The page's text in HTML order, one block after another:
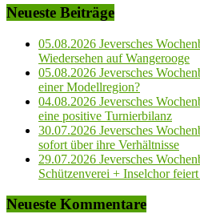
Neueste Beiträge
05.08.2026 Jeversches
Wiedersehen auf Wangerooge
05.08.2026 Jeversches
einer Modellregion?
04.08.2026 Jeversches
eine positive Turnierbilanz
30.07.2026 Jeversches
sofort über ihre Verhältnisse
29.07.2026 Jeversches
Schützenverei + Inselchor
Neueste Kommentare